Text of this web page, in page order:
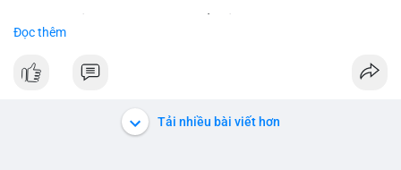
trong các lĩnh vực ô tô, logistics và thiết bị thông minh.
Doanh nghiệp cần theo dõi xu hướng này để nắm bắt cơ hội
Đọc thêm
Tải nhiều bài viết hơn